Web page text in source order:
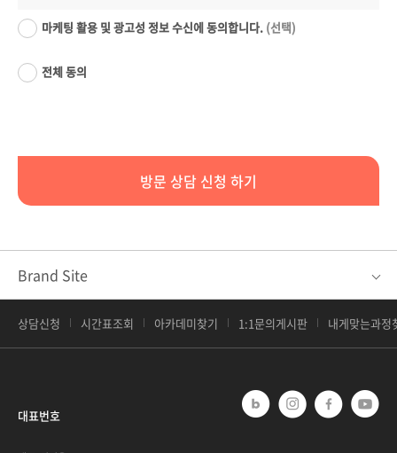
마케팅 활용 및 광고성 정보 수신에 동의합니다. (선택)
전체 동의
방문 상담 신청 하기
Brand Site
상담신청 시간표조회 아카데미찾기 1:1문의게시판 내게맞는과정
대표번호